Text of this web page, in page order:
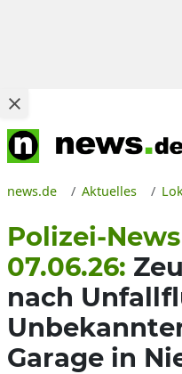
news.de Aktuelles
Polizei-
07.06.26:
nach
Garage in